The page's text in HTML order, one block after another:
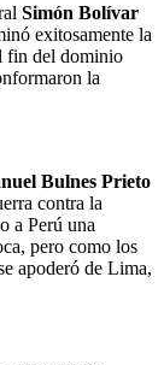
Simón Bolívar
exitosamente la
fin del dominio
la
Bulnes Prieto
contra la
a Perú una
pero como los
apoderó de Lima,